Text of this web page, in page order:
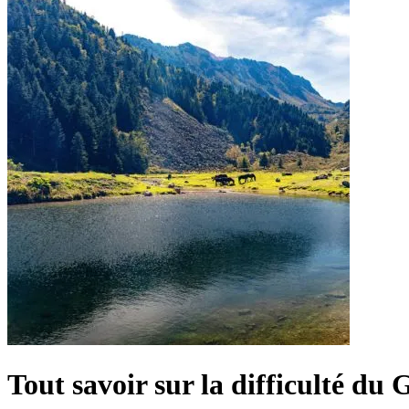
Tout savoir sur la difficulté du